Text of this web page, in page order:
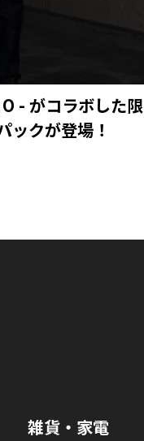
- がコラボした限
ックが登場！
雑貨・家電